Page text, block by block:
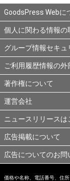
GoodsPress Webに
個人に関わる情報の
グループ情報セキュ
ご利用履歴情報の外
著作権について
運営会社
ニュースリリースは
広告掲載について
広告についてのお問
価格や名称、電話番号、住